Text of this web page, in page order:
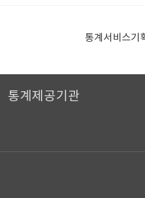
통계서비스기
통계제공기관